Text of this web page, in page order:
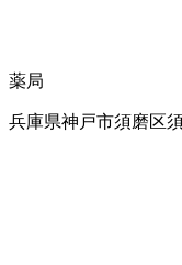
薬局
兵庫県神戸市須磨区